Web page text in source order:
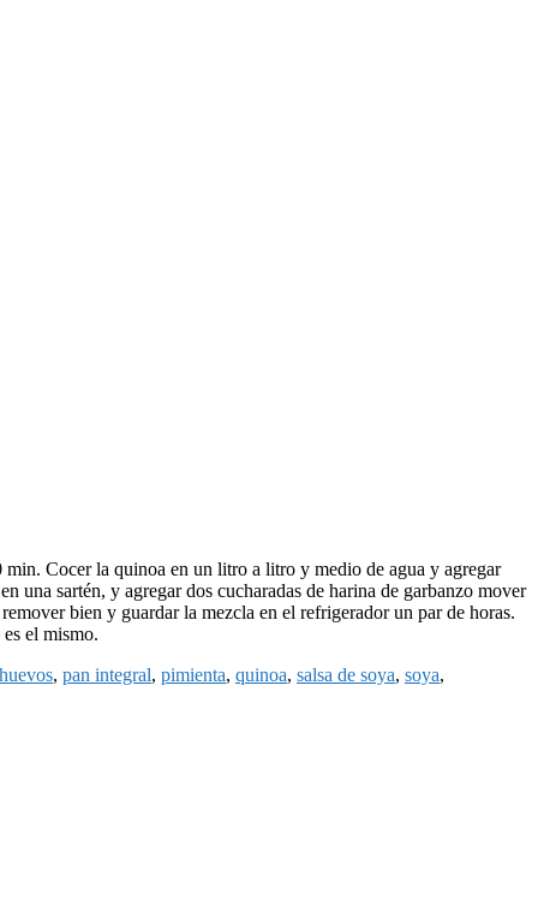
min. Cocer la quinoa en un litro a litro y medio de agua y agregar
una sartén, y agregar dos cucharadas de harina de garbanzo mover
bien y guardar la mezcla en el refrigerador un par de horas.
el mismo.
huevos, pan integral, pimienta, quinoa, salsa de soya, soya,